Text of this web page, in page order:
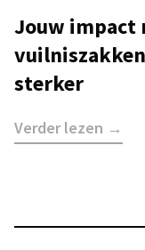
Jouw impact
sterker
Verder lezen →